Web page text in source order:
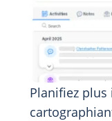
Planifiez